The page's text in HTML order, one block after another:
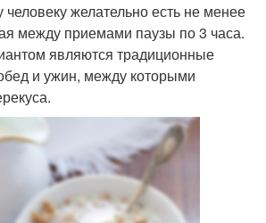
желательно есть не менее
между приемами паузы по 3 часа.
являются традиционные
и ужин, между которыми